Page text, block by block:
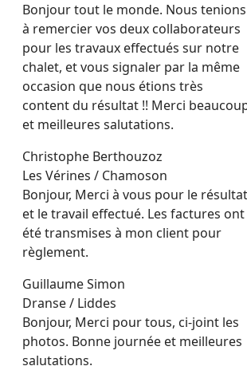
Bonjour tout le monde. Nous tenions
à remercier vos deux collaborateurs
pour les travaux effectués sur notre
chalet, et vous signaler par la même
occasion que nous étions très
content du résultat !! Merci
et meilleures salutations.
Christophe Berthouzoz
Les Vérines / Chamoson
Bonjour, Merci à vous pour le résultat
et le travail effectué. Les factures ont
été transmises à mon client pour
règlement.
Guillaume Simon
Dranse / Liddes
Bonjour, Merci pour tous, ci-joint les
photos. Bonne journée et meilleures
salutations.